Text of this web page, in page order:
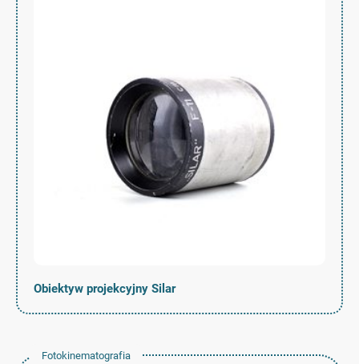
Obiektyw projekcyjny Silar
Fotokinematografia